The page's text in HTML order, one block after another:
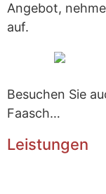
Angebot,
auf.
Besuchen Sie
Faasch…
Leistungen